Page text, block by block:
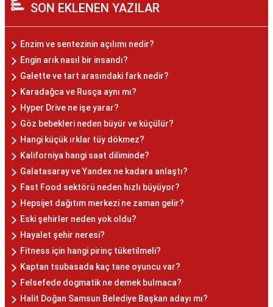
SON EKLENEN YAZILAR
Enzim ve sentezinin açılımı nedir?
Engin arık nasıl bir insandı?
Galette ve tart arasındaki fark nedir?
Karadağca ve Rusça aynı mı?
Hyper Drive ne işe yarar?
Göz bebekleri neden büyür ve küçülür?
Hangi küçük ırklar tüy dökmez?
Kaliforniya hangi saat diliminde?
Galatasaray ve Yandex ne kadara anlaştı?
Fast Food sektörü neden hızlı büyüyor?
Hepsijet dağıtım merkezi ne zaman gelir?
Eski şehirler neden yok oldu?
Hayalet şehir neresi?
Fitness için hangi pirinç tüketilmeli?
Kaptan tsubasada kaç tane oyuncu var?
Felsefede dogmatik ne demek bulmaca?
Halit Doğan Samsun Belediye Başkan adayı mı?